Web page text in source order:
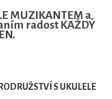
MUZIKANTEM a
radost KAŽDÝ
S UKULELE